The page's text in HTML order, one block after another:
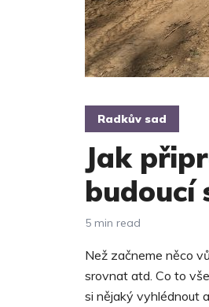
Radkův sad
Jak
budoucí
5 min read
Než začneme něco
srovnat atd. Co to
si nějaký vyhlédnout